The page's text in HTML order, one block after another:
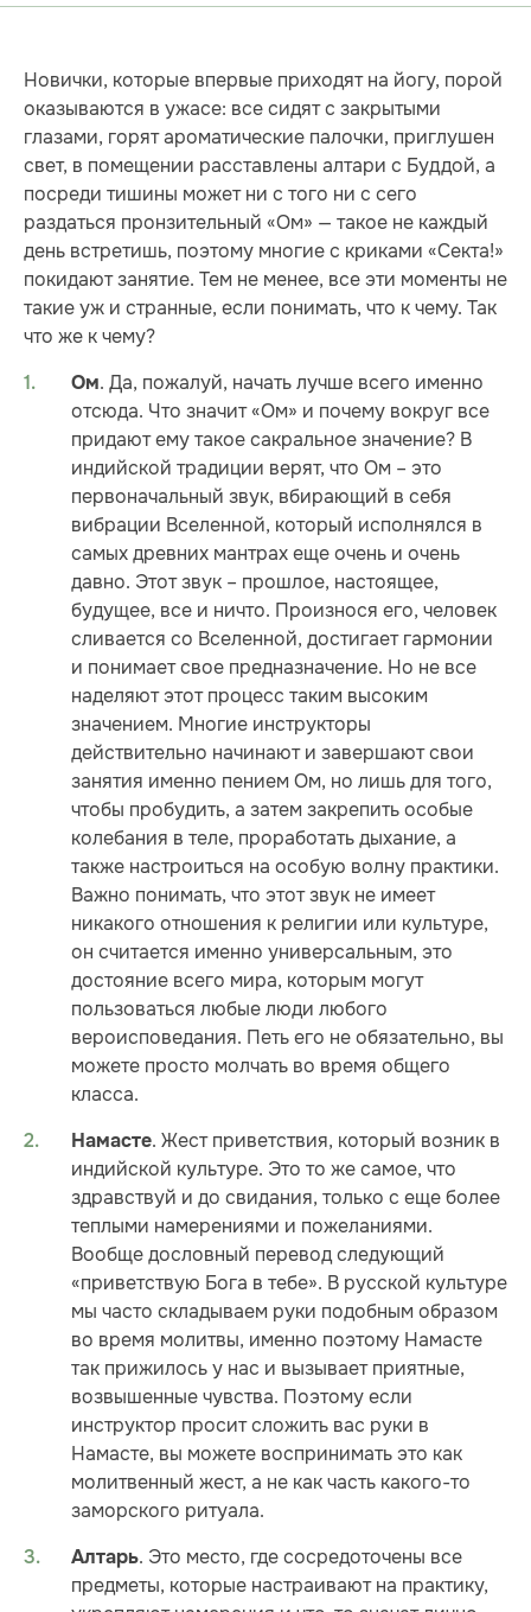
Новички, которые впервые приходят на йогу, порой
оказываются в ужасе: все сидят с закрытыми
глазами, горят ароматические палочки, приглушен
свет, в помещении расставлены алтари с Буддой, а
посреди тишины может ни с того ни с сего
раздаться пронзительный «Ом» — такое не каждый
день встретишь, поэтому многие с криками «Секта!»
покидают занятие. Тем не менее, все эти моменты не
такие уж и странные, если понимать, что к чему. Так
что же к чему?
Ом. Да, пожалуй, начать лучше всего именно
отсюда. Что значит «Ом» и почему вокруг все
придают ему такое сакральное значение? В
индийской традиции верят, что Ом – это
первоначальный звук, вбирающий в себя
вибрации Вселенной, который исполнялся в
самых древних мантрах еще очень и очень
давно. Этот звук – прошлое, настоящее,
будущее, все и ничто. Произнося его, человек
сливается со Вселенной, достигает гармонии
и понимает свое предназначение. Но не все
наделяют этот процесс таким высоким
значением. Многие инструкторы
действительно начинают и завершают свои
занятия именно пением Ом, но лишь для того,
чтобы пробудить, а затем закрепить особые
колебания в теле, проработать дыхание, а
также настроиться на особую волну практики.
Важно понимать, что этот звук не имеет
никакого отношения к религии или культуре,
он считается именно универсальным, это
достояние всего мира, которым могут
пользоваться любые люди любого
вероисповедания. Петь его не обязательно, вы
можете просто молчать во время общего
класса.
Намасте. Жест приветствия, который возник в
индийской культуре. Это то же самое, что
здравствуй и до свидания, только с еще более
теплыми намерениями и пожеланиями.
Вообще дословный перевод следующий
«приветствую Бога в тебе». В русской культуре
мы часто складываем руки подобным образом
во время молитвы, именно поэтому Намасте
так прижилось у нас и вызывает приятные,
возвышенные чувства. Поэтому если
инструктор просит сложить вас руки в
Намасте, вы можете воспринимать это как
молитвенный жест, а не как часть какого-то
заморского ритуала.
Алтарь. Это место, где сосредоточены все
предметы, которые настраивают на практику,